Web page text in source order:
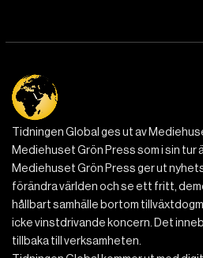
Tidningen Global ges ut av
Mediehuset Grön Press som i sin tur
Mediehuset Grön Press ger ut
förändra världen och se ett fritt,
hållbart samhälle bortom
icke vinstdrivande koncern. Det
tillbaka till verksamheten.